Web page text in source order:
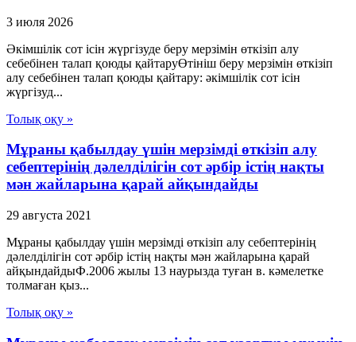
3 июля 2026
Әкімшілік сот ісін жүргізуде беру мерзімін өткізіп алу
себебінен талап қоюды қайтаруӨтініш беру мерзімін өткізіп
алу себебінен талап қоюды қайтару: әкімшілік сот ісін
жүргізуд...
Толық оқу »
Мұраны қабылдау үшін мерзімді өткізіп алу
себептерінің дәлелділігін сот әрбір істің нақты
мән жайларына қарай айқындайды
29 августа 2021
Мұраны қабылдау үшін мерзімді өткізіп алу себептерінің
дәлелділігін сот әрбір істің нақты мән жайларына қарай
айқындайдыФ.2006 жылы 13 наурызда туған в. кәмелетке
толмаған қыз...
Толық оқу »